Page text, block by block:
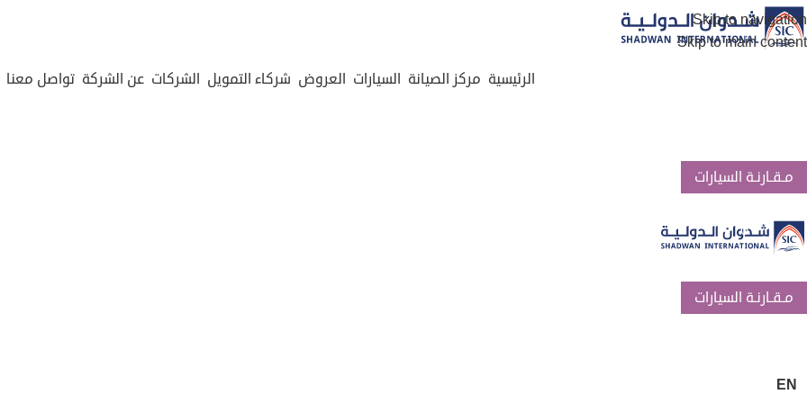
Skip to navigation
Skip to main content
الرئيسية مركز الصيانة السيارات العروض شركاء التمويل الشركات عن الشركة تواصل معنا
مـقـارنـة السيارات
0
مـقـارنـة السيارات
EN